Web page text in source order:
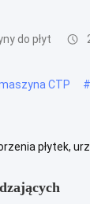
do płyt
CTP #
płytek,